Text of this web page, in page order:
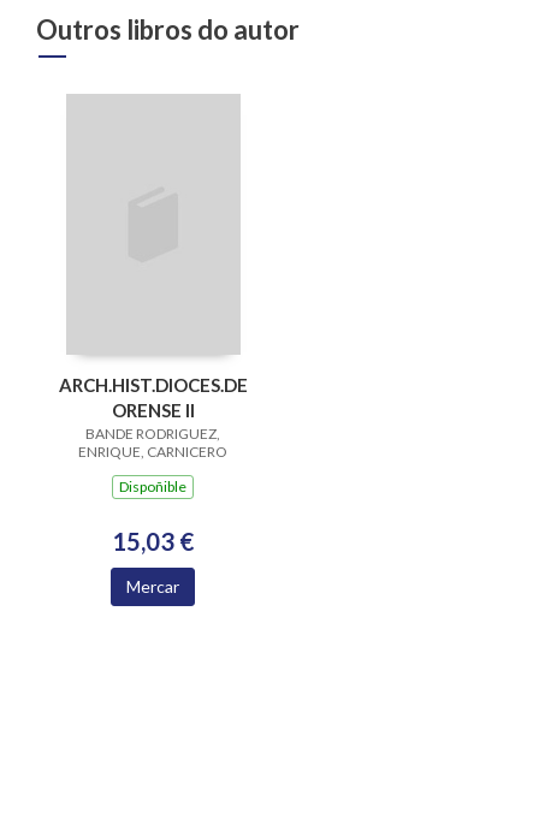
Outros libros do autor
ARCH.HIST.DIOCES.DE
ORENSE II
BANDE RODRIGUEZ,
ENRIQUE, CARNICERO
Dispoñible
15,03 €
Mercar